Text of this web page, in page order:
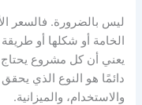
ليس بالضرورة. فالسعر
الخامة أو شكلها أو
يعني أن كل مشروع يحتاج
دائمًا هو النوع الذي
والاستخدام، والميزانية.